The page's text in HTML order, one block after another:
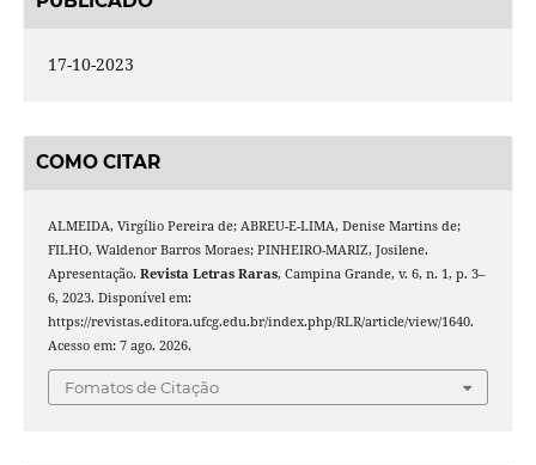
17-10-2023
COMO CITAR
ALMEIDA, Virgílio Pereira de; ABREU-E-LIMA, Denise Martins de;
FILHO, Waldenor Barros Moraes; PINHEIRO-MARIZ, Josilene.
Apresentação. Revista Letras Raras, Campina Grande, v. 6, n. 1, p. 3–
6, 2023. Disponível em:
https://revistas.editora.ufcg.edu.br/index.php/RLR/article/view/1640.
Acesso em: 7 ago. 2026.
Fomatos de Citação